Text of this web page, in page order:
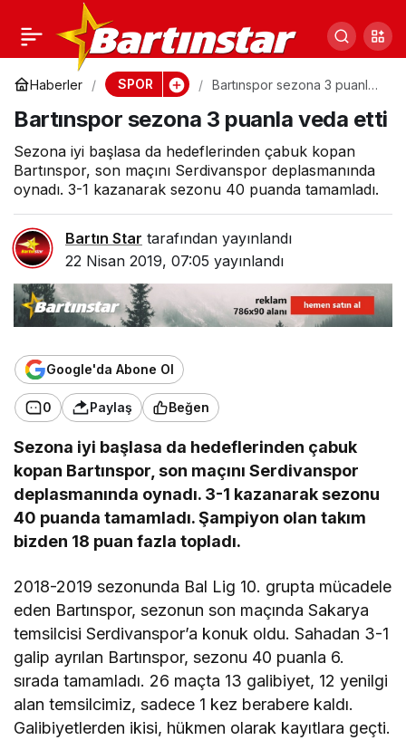
Haberler SPOR
Bartınspor sezona 3 puanla
Bartınspor sezona 3 puanla veda etti
Sezona iyi başlasa da hedeflerinden çabuk kopan
Bartınspor, son maçını Serdivanspor deplasmanında
oynadı. 3-1 kazanarak sezonu 40 puanda tamamladı.
Bartın Star tarafından yayınlandı
22 Nisan 2019, 07:05 yayınlandı
Google'da Abone Ol
0 Paylaş Beğen
Sezona iyi başlasa da hedeflerinden çabuk
kopan Bartınspor, son maçını Serdivanspor
deplasmanında oynadı. 3-1 kazanarak sezonu
40 puanda tamamladı. Şampiyon olan takım
bizden 18 puan fazla topladı.
2018-2019 sezonunda Bal Lig 10. grupta mücadele
eden Bartınspor, sezonun son maçında Sakarya
temsilcisi Serdivanspor’a konuk oldu. Sahadan 3-1
galip ayrılan Bartınspor, sezonu 40 puanla 6.
sırada tamamladı. 26 maçta 13 galibiyet, 12 yenilgi
alan temsilcimiz, sadece 1 kez berabere kaldı.
Galibiyetlerden ikisi, hükmen olarak kayıtlara geçti.
Seçim arası gitti bir
daha geri dönmedi
0 Paylaş